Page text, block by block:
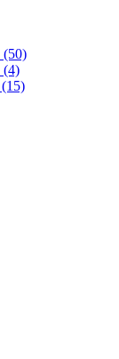
(50)
(4)
(15)